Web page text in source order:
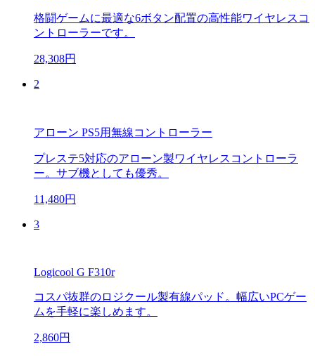
格闘ゲームに最適な6ボタン配置の高性能ワイヤレスコ
ントローラーです。
28,308円
2
アローン PS5用無線コントローラー
プレステ5対応のアローン製ワイヤレスコントローラ
ー。サブ機としても優秀。
11,480円
3
Logicool G F310r
コスパ抜群のロジクール製有線パッド。幅広いPCゲー
ムを手軽に楽しめます。
2,860円